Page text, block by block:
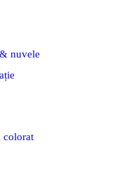
nuvele
colorat